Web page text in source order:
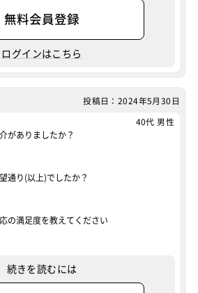
上も活躍中 外国人も活躍中
上も活躍中 外国人も活躍中
案件ID：438617
無料会員登録
ログインはこちら
投稿日：2024年5月30日
40代 男性
がありましたか？
通り(以上)でしたか？
の満足度を教えてください
続きを読むには